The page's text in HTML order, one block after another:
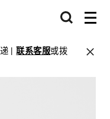
递 |联系客服或拨